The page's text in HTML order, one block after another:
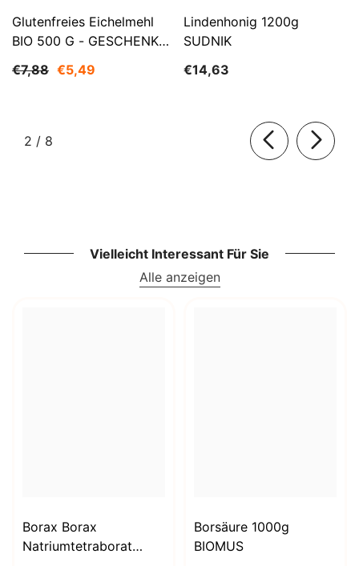
Glutenfreies Eichelmehl
BIO 500 G - GESCHENKE
€7,88 €5,49
Lindenhonig 1200g
SUDNIK
€14,63
2 / von
8
Vielleicht Interessant Für Sie
Alle anzeigen
Borax Borax
Natriumtetraborat
Borsäure 1000g
BIOMUS